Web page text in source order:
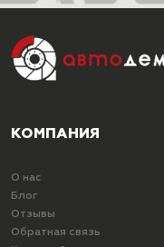
КОМПАНИЯ
О нас
Блог
Отзывы
Обратная связь